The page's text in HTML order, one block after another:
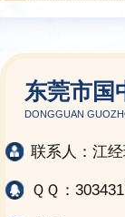
东莞市国
DONGGUAN
联系人：江
ＱＱ：